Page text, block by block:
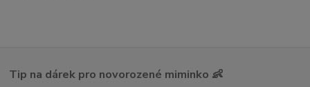
Tip na dárek pro novorozené miminko 👶